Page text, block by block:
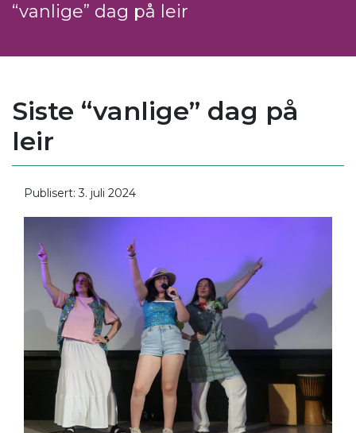
“vanlige” dag på leir
Siste “vanlige” dag på
leir
Publisert: 3. juli 2024